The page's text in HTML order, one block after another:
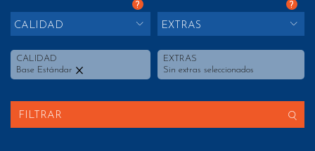
?
CALIDAD
CALIDAD
Base Estándar
?
EXTRAS
EXTRAS
Sin extras seleccionados
FILTRAR